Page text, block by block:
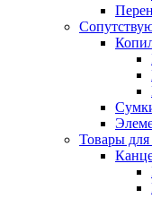
Товары